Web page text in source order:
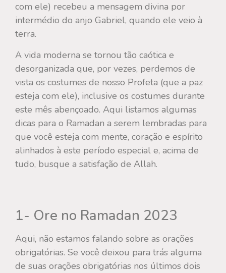
com ele) recebeu a mensagem divina por
intermédio do anjo Gabriel, quando ele veio à
terra.
A vida moderna se tornou tão caótica e
desorganizada que, por vezes, perdemos de
vista os costumes de nosso Profeta (que a paz
esteja com ele), inclusive os costumes durante
este mês abençoado. Aqui listamos algumas
dicas para o Ramadan a serem lembradas para
que você esteja com mente, coração e espírito
alinhados à este período especial e, acima de
tudo, busque a satisfação de Allah.
1- Ore no Ramadan 2023
Aqui, não estamos falando sobre as orações
obrigatórias. Se você deixou para trás alguma
de suas orações obrigatórias nos últimos dois